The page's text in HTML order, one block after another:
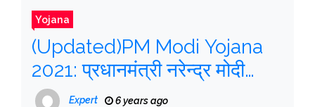
Yojana
(Updated)PM Modi Yojana
2021: प्रधानमंत्री नरेन्द्र मोदी
योजना, सरकारी योजना सूची,
Expert 6 years ago